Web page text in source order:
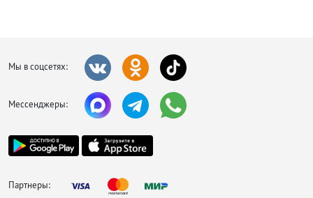
Мы в соцсетях:
Мессенджеры:
Партнеры: